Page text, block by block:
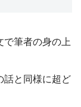
で筆者の身の上
話と同様に超ど